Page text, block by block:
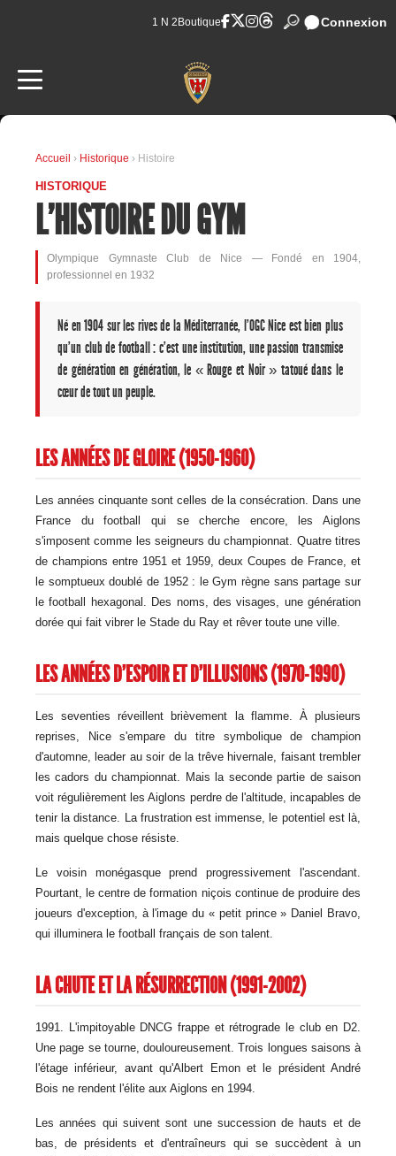
1 N 2 Boutique Connexion
Accueil › Historique › Histoire
HISTORIQUE
L'HISTOIRE DU GYM
Olympique Gymnaste Club de Nice — Fondé en 1904,
professionnel en 1932
Né en 1904 sur les rives de la Méditerranée, l'OGC Nice est bien plus
qu'un club de football : c'est une institution, une passion transmise
de génération en génération, le « Rouge et Noir » tatoué dans le
cœur de tout un peuple.
LES ANNÉES DE GLOIRE (1950-1960)
Les années cinquante sont celles de la consécration. Dans une
France du football qui se cherche encore, les Aiglons
s'imposent comme les seigneurs du championnat. Quatre titres
de champions entre 1951 et 1959, deux Coupes de France, et
le somptueux doublé de 1952 : le Gym règne sans partage sur
le football hexagonal. Des noms, des visages, une génération
dorée qui fait vibrer le Stade du Ray et rêver toute une ville.
LES ANNÉES D'ESPOIR ET D'ILLUSIONS (1970-1990)
Les seventies réveillent brièvement la flamme. À plusieurs
reprises, Nice s'empare du titre symbolique de champion
d'automne, leader au soir de la trêve hivernale, faisant trembler
les cadors du championnat. Mais la seconde partie de saison
voit régulièrement les Aiglons perdre de l'altitude, incapables de
tenir la distance. La frustration est immense, le potentiel est là,
mais quelque chose résiste.
Le voisin monégasque prend progressivement l'ascendant.
Pourtant, le centre de formation niçois continue de produire des
joueurs d'exception, à l'image du « petit prince » Daniel Bravo,
qui illuminera le football français de son talent.
LA CHUTE ET LA RÉSURRECTION (1991-2002)
1991. L'impitoyable DNCG frappe et rétrograde le club en D2.
Une page se tourne, douloureusement. Trois longues saisons à
l'étage inférieur, avant qu'Albert Emon et le président André
Bois ne rendent l'élite aux Aiglons en 1994.
Les années qui suivent sont une succession de hauts et de
bas, de présidents et d'entraîneurs qui se succèdent à un